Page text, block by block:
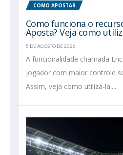
COMO APOSTAR
Como funciona o
Aposta? Veja como
5 DE AGOSTO DE 2026
A funcionalidade chamada
jogador com maior controle
Assim, veja como utilizá-la....